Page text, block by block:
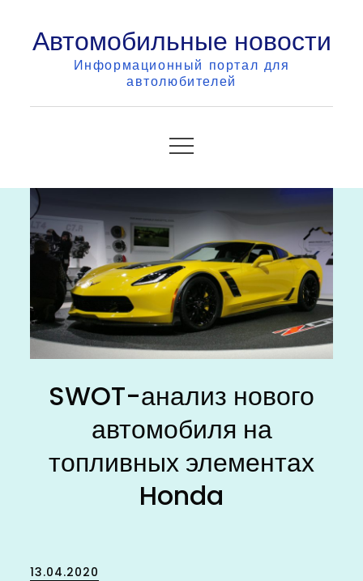
contentАвтомобильные новости
Информационный портал для
автолюбителей
SWOT-анализ нового
автомобиля на
топливных элементах
Honda
Posted
13.04.2020